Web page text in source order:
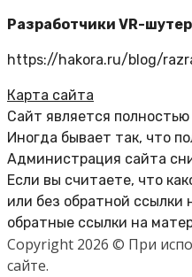
Разработчики VR-
https://hakora.ru/blog/
Карта сайта
Сайт является
Иногда бывает так, что
Администрация сайта
Если вы считаете, что
или без обратной ссылки
обратные ссылки на
Copyright 2026 © При
сайте.